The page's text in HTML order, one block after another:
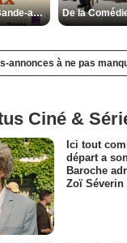
Les Matins merveilleux Bande-annonce VF
annonces à ne pas
Ciné &
Ici tout
départ a
Baroche
Zoï Séverin